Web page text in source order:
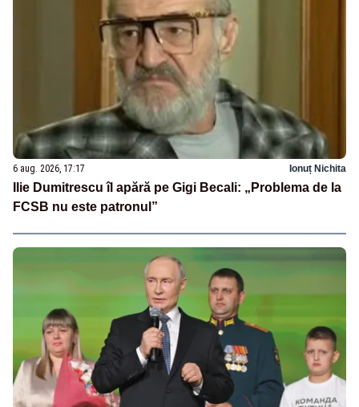
6 aug. 2026, 17:17 Ionuț Nichita
Ilie Dumitrescu îl apără pe Gigi Becali: „Problema de la
FCSB nu este patronul”